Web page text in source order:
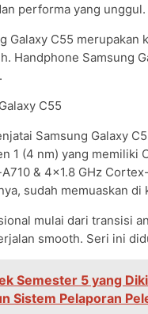
performa yang unggul.
Galaxy C55
Handphone Samsung
C55
Samsung Galaxy
1 (4 nm) yang memiliki
& 4×1.8 GHz
sudah memuaskan di
mulai dari transisi
smooth. Seri ini
Semester 5 yang
Sistem Pelaporan